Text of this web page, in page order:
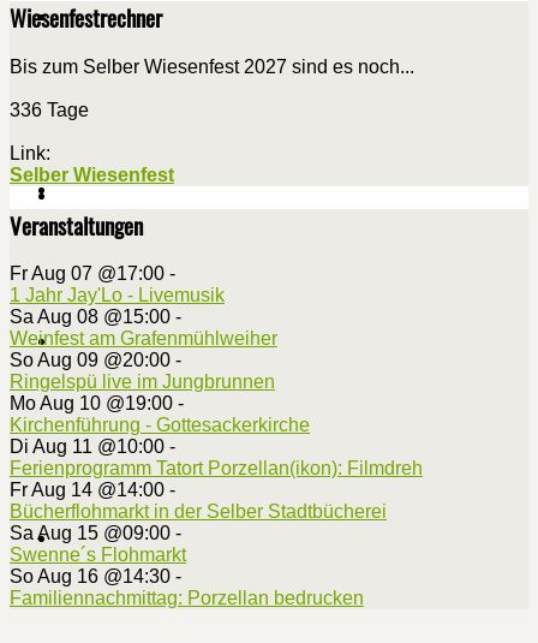
Wiesenfestrechner
Bis zum Selber Wiesenfest 2027 sind es noch...
336 Tage
Link:
Selber Wiesenfest
Veranstaltungen
Fr Aug 07 @17:00 -
1 Jahr Jay'Lo - Livemusik
Sa Aug 08 @15:00 -
Weinfest am Grafenmühlweiher
So Aug 09 @20:00 -
Ringelspü live im Jungbrunnen
Mo Aug 10 @19:00 -
Kirchenführung - Gottesackerkirche
Di Aug 11 @10:00 -
Ferienprogramm Tatort Porzellan(ikon): Filmdreh
Fr Aug 14 @14:00 -
Bücherflohmarkt in der Selber Stadtbücherei
Sa Aug 15 @09:00 -
Swenne´s Flohmarkt
So Aug 16 @14:30 -
Familiennachmittag: Porzellan bedrucken